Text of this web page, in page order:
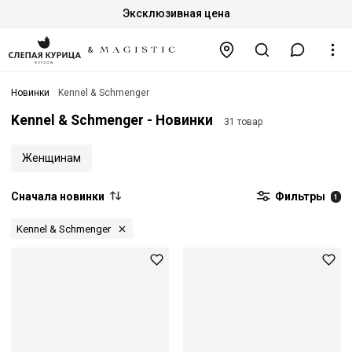
Эксклюзивная цена
Новинки Kennel & Schmenger
Kennel & Schmenger - Новинки 31 товар
Женщинам
Сначала новинки Фильтры 1
Kennel & Schmenger